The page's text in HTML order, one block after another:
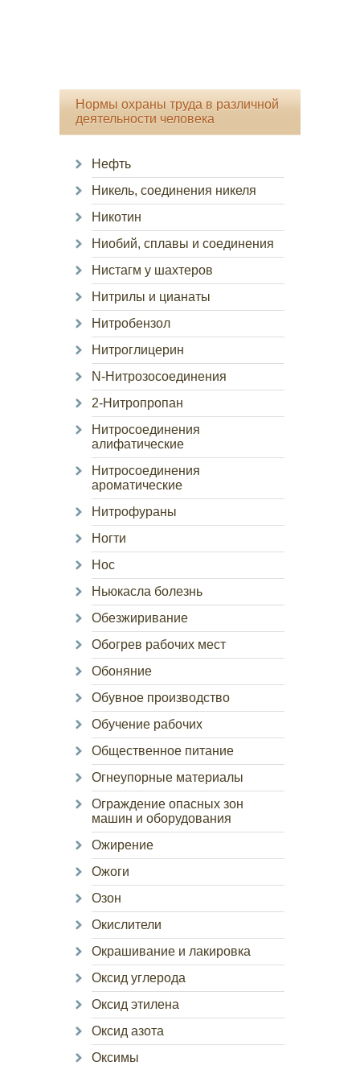
Нормы охраны труда в различной
деятельности человека
Нефть
Никель, соединения никеля
Никотин
Ниобий, сплавы и соединения
Нистагм у шахтеров
Нитрилы и цианаты
Нитробензол
Нитроглицерин
N-Нитрозосоединения
2-Нитропропан
Нитросоединения
алифатические
Нитросоединения
ароматические
Нитрофураны
Ногти
Нос
Ньюкасла болезнь
Обезжиривание
Обогрев рабочих мест
Обоняние
Обувное производство
Обучение рабочих
Общественное питание
Огнеупорные материалы
Ограждение опасных зон
машин и оборудования
Ожирение
Ожоги
Озон
Окислители
Окрашивание и лакировка
Оксид углерода
Оксид этилена
Оксид азота
Оксимы